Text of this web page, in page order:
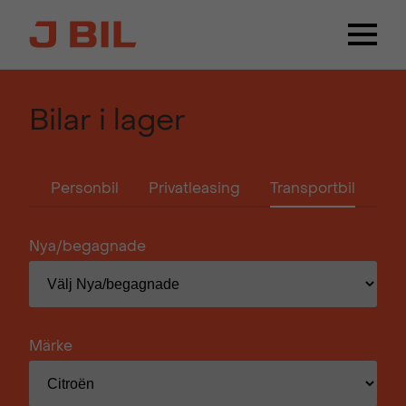
Bilar i lager
Personbil Privatleasing Transportbil
Nya/begagnade
Märke